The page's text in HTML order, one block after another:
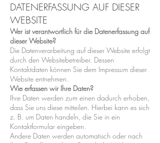
DATENERFASSUNG AUF DIESER
WEBSITE
Wer ist verantwortlich für die Datenerfassung auf
dieser Website?
Die Datenverarbeitung auf dieser Website erfolgt
durch den Websitebetreiber. Dessen
Kontaktdaten können Sie dem Impressum dieser
Website entnehmen.
Wie erfassen wir Ihre Daten?
Ihre Daten werden zum einen dadurch erhoben,
dass Sie uns diese mitteilen. Hierbei kann es sich
z. B. um Daten handeln, die Sie in ein
Kontaktformular eingeben.
Andere Daten werden automatisch oder nach